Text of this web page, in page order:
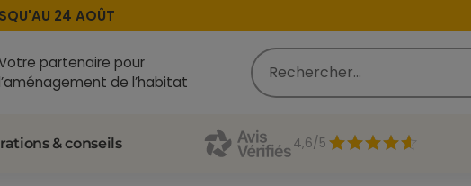
24 AOÛT
partenaire pour
de l’habitat
& conseils 4,6/5